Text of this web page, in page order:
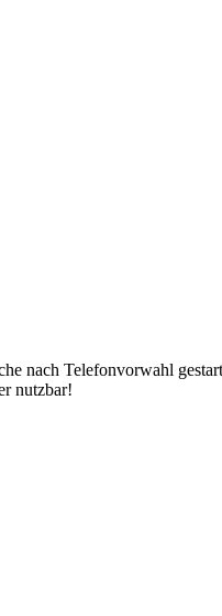
nach Telefonvorwahl
nutzbar!